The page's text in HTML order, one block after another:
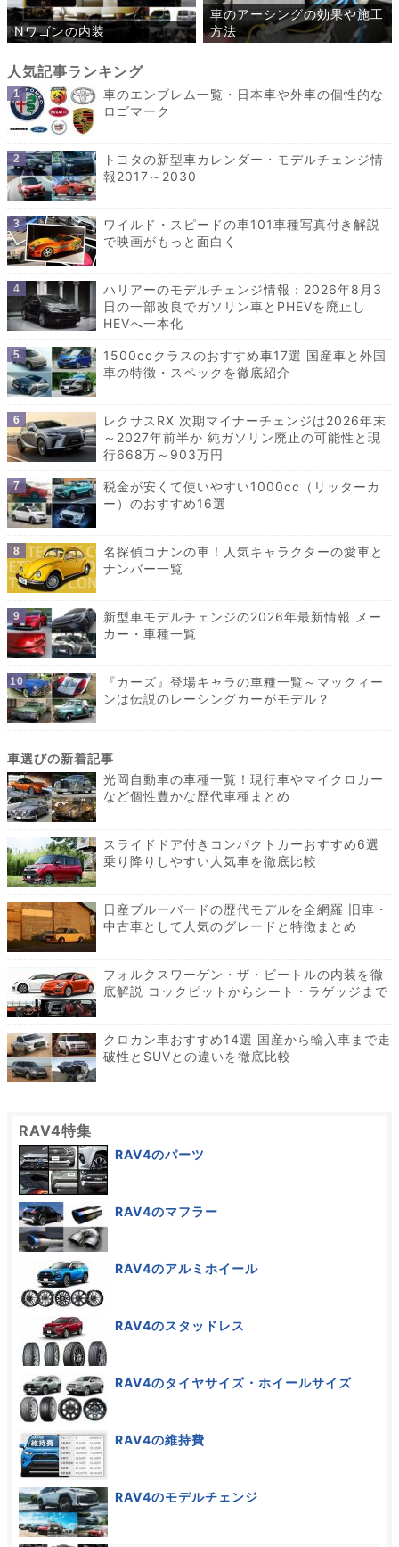
Nワゴンの内装
車のアーシングの効果や施工
方法
車のエンブレム一覧・日本車や外車の個性的な
ロゴマーク
トヨタの新型車カレンダー・モデルチェンジ情
報2017～2030
ワイルド・スピードの車101車種写真付き解説
で映画がもっと面白く
ハリアーのモデルチェンジ情報：2026年8月3
日の一部改良でガソリン車とPHEVを廃止し
HEVへ一本化
1500ccクラスのおすすめ車17選 国産車と外国
車の特徴・スペックを徹底紹介
レクサスRX 次期マイナーチェンジは2026年末
～2027年前半か 純ガソリン廃止の可能性と現
行668万～903万円
税金が安くて使いやすい1000cc（リッターカ
ー）のおすすめ16選
名探偵コナンの車！人気キャラクターの愛車と
ナンバー一覧
新型車モデルチェンジの2026年最新情報 メー
カー・車種一覧
『カーズ』登場キャラの車種一覧～マックィー
ンは伝説のレーシングカーがモデル？
光岡自動車の車種一覧！現行車やマイクロカー
など個性豊かな歴代車種まとめ
スライドドア付きコンパクトカーおすすめ6選
乗り降りしやすい人気車を徹底比較
日産ブルーバードの歴代モデルを全網羅 旧車・
中古車として人気のグレードと特徴まとめ
フォルクスワーゲン・ザ・ビートルの内装を徹
底解説 コックピットからシート・ラゲッジまで
クロカン車おすすめ14選 国産から輸入車まで走
破性とSUVとの違いを徹底比較
RAV4特集
RAV4のパーツ
RAV4のマフラー
RAV4のアルミホイール
RAV4のスタッドレス
RAV4のタイヤサイズ・ホイールサイズ
RAV4の維持費
RAV4のモデルチェンジ